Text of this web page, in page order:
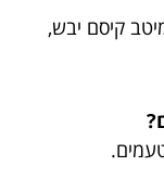
קיסם יבש,